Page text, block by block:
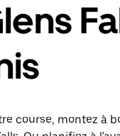
course, montez à